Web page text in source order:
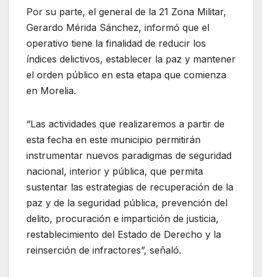
Por su parte, el general de la 21 Zona Militar,
Gerardo Mérida Sánchez, informó que el
operativo tiene la finalidad de reducir los
índices delictivos, establecer la paz y mantener
el orden público en esta etapa que comienza
en Morelia.
“Las actividades que realizaremos a partir de
esta fecha en este municipio permitirán
instrumentar nuevos paradigmas de seguridad
nacional, interior y pública, que permita
sustentar las estrategias de recuperación de la
paz y de la seguridad pública, prevención del
delito, procuración e impartición de justicia,
restablecimiento del Estado de Derecho y la
reinserción de infractores”, señaló.